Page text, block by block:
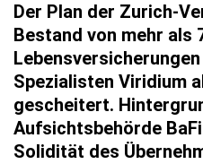
Der Plan der Zurich-
Bestand von mehr als
Spezialisten Viridium
gescheitert.
Aufsichtsbehörde
Solidität des